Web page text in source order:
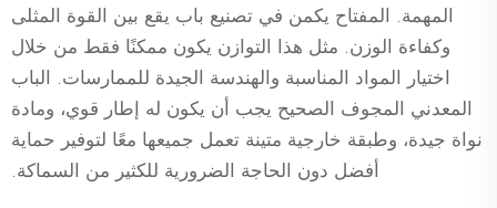
المهمة. المفتاح يكمن في تصنيع باب يقع بين القوة المثلى
وكفاءة الوزن. مثل هذا التوازن يكون ممكنًا فقط من خلال
اختيار المواد المناسبة والهندسة الجيدة للممارسات. الباب
المعدني المجوف الصحيح يجب أن يكون له إطار قوي، ومادة
نواة جيدة، وطبقة خارجية متينة تعمل جميعها معًا لتوفير حماية
أفضل دون الحاجة الضرورية للكثير من السماكة.